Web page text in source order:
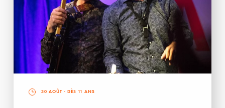
30 AOÛT - DÈS 11 ANS